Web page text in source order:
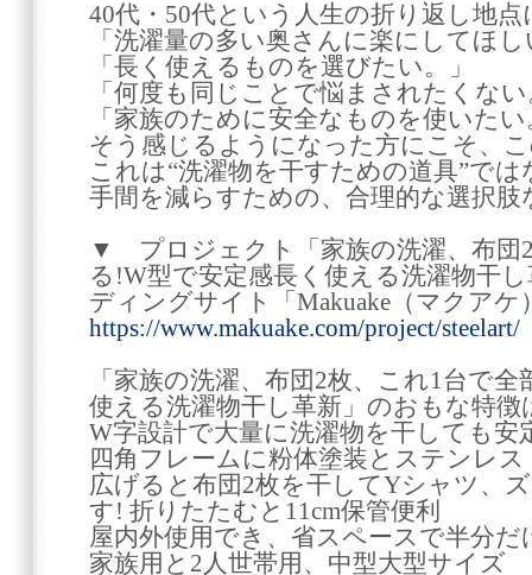
40代・50代という人生の折り返し地
「洗濯量の多い奥さんに楽にしてほし
「長く使えるものを選びたい。」
「何度も同じことで悩まされたくな
「家族のために安全なものを使いたい
そう感じるようになった方にこそ、
これは“洗濯物を干すための道具”で
手間を減らすための、合理的な選択肢
▼ プロジェクト「家族の洗濯、布団
る!W型で安定感長く使える洗濯物干
ディングサイト「Makuake（マクアケ
https://www.makuake.com/project/steelart/
「家族の洗濯、布団2枚、これ1台で
使える洗濯物干し革新」のおもな特
W字設計で大量に洗濯物を干しても
四角フレームに粉体塗装とステンレス
広げると布団2枚を干してYシャツ、
す! 折りたたむと11cm保管便利
屋内外使用でき、省スペースで半分
家族用と2人世帯用、中型大型サイズ